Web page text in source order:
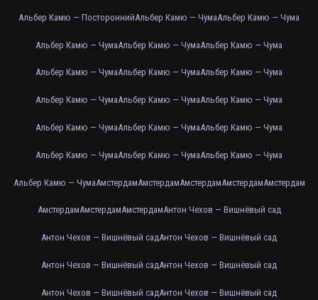
Альбер Камю — ПостороннийАльбер Камю — ЧумаАльбер Камю — Чума
Альбер Камю — ЧумаАльбер Камю — ЧумаАльбер Камю — Чума
Альбер Камю — ЧумаАльбер Камю — ЧумаАльбер Камю — Чума
Альбер Камю — ЧумаАльбер Камю — ЧумаАльбер Камю — Чума
Альбер Камю — ЧумаАльбер Камю — ЧумаАльбер Камю — Чума
Альбер Камю — ЧумаАльбер Камю — ЧумаАльбер Камю — Чума
Альбер Камю — ЧумаАмстердамАмстердамАмстердамАмстердамАмстердам
АмстердамАмстердамАмстердамАнтон Чехов — Вишнёвый сад
Антон Чехов — Вишнёвый садАнтон Чехов — Вишнёвый сад
Антон Чехов — Вишнёвый садАнтон Чехов — Вишнёвый сад
Антон Чехов — Вишнёвый садАнтон Чехов — Вишнёвый сад